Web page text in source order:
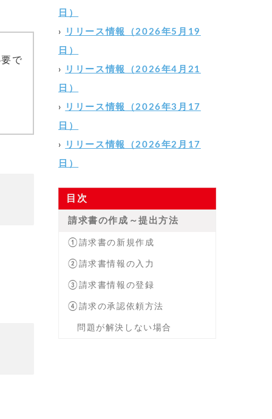
で
日）
› リリース情報（2026年5月19
日）
› リリース情報（2026年4月21
日）
› リリース情報（2026年3月17
日）
› リリース情報（2026年2月17
日）
目次
請求書の作成～提出方法
①請求書の新規作成
②請求書情報の入力
③請求書情報の登録
④請求の承認依頼方法
問題が解決しない場合